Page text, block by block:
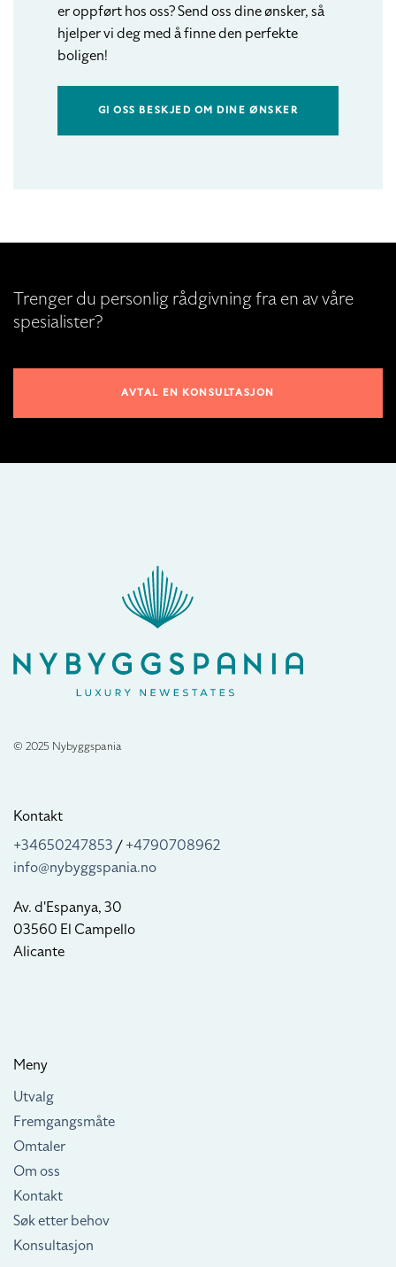
er oppført hos oss? Send oss dine ønsker, så
hjelper vi deg med å finne den perfekte
boligen!
GI OSS BESKJED OM DINE ØNSKER
Trenger du personlig rådgivning fra en av våre
spesialister?
AVTAL EN KONSULTASJON
© 2025 Nybyggspania
Kontakt
+34650247853/+4790708962
info@nybyggspania.no
Av. d'Espanya, 30
03560 El Campello
Alicante
Meny
Utvalg
Fremgangsmåte
Omtaler
Om oss
Kontakt
Søk etter behov
Konsultasjon